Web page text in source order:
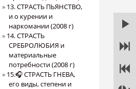
13. СТРАСТЬ ПЬЯНСТВО,
и о курении и
наркомании (2008 г)
14. СТРАСТЬ
СРЕБРОЛЮБИЯ и
материальные
потребности (2008 г)
15.🎧 СТРАСТЬ ГНЕВА,
его виды, степени и